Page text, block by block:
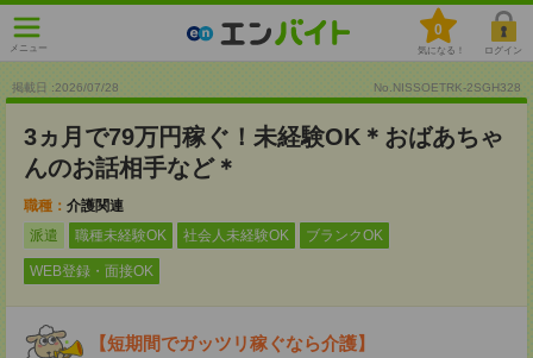
メニュー
0
気になる！ ログイン
掲載日 :2026/07/28 No.NISSOETRK-2SGH328
3ヵ月で79万円稼ぐ！未経験OK＊おばあちゃ
んのお話相手など＊
職種： 介護関連
派遣
職種未経験OK 社会人未経験OK ブランクOK
WEB登録・面接OK
【短期間でガッツリ稼ぐなら介護】